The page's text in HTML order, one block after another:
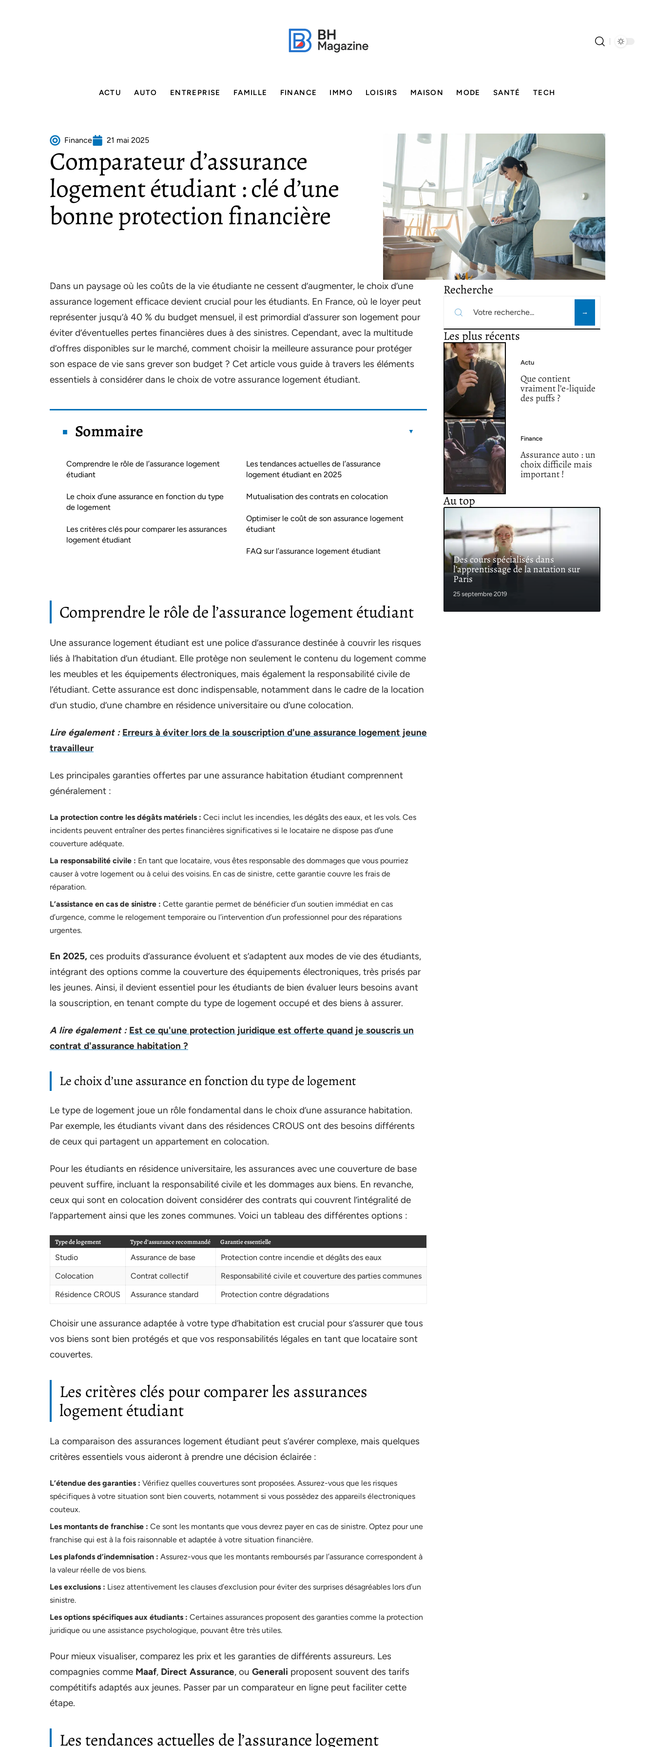
ACTU AUTO ENTREPRISE FAMILLE FINANCE IMMO LOISIRS MAISON MODE SANTÉ TECH
Finance 21 mai 2025
Comparateur d’assurance
logement étudiant : clé d’une
bonne protection financière
Dans un paysage où les coûts de la vie étudiante ne cessent d’augmenter, le choix d’une
assurance logement efficace devient crucial pour les étudiants. En France, où le loyer peut
représenter jusqu’à 40 % du budget mensuel, il est primordial d’assurer son logement pour
éviter d’éventuelles pertes financières dues à des sinistres. Cependant, avec la multitude
d’offres disponibles sur le marché, comment choisir la meilleure assurance pour protéger
son espace de vie sans grever son budget ? Cet article vous guide à travers les éléments
essentiels à considérer dans le choix de votre assurance logement étudiant.
Sommaire
Comprendre le rôle de l’assurance logement
étudiant
Le choix d’une assurance en fonction du type
de logement
Les critères clés pour comparer les assurances
logement étudiant
Les tendances actuelles de l’assurance
logement étudiant en 2025
Mutualisation des contrats en colocation
Optimiser le coût de son assurance logement
étudiant
FAQ sur l’assurance logement étudiant
Comprendre le rôle de l’assurance logement étudiant
Une assurance logement étudiant est une police d’assurance destinée à couvrir les risques
liés à l’habitation d’un étudiant. Elle protège non seulement le contenu du logement comme
les meubles et les équipements électroniques, mais également la responsabilité civile de
l’étudiant. Cette assurance est donc indispensable, notamment dans le cadre de la location
d’un studio, d’une chambre en résidence universitaire ou d’une colocation.
Lire également : Erreurs à éviter lors de la souscription d'une assurance logement jeune
travailleur
Les principales garanties offertes par une assurance habitation étudiant comprennent
généralement :
La protection contre les dégâts matériels : Ceci inclut les incendies, les dégâts des eaux, et les vols. Ces
incidents peuvent entraîner des pertes financières significatives si le locataire ne dispose pas d’une
couverture adéquate.
La responsabilité civile : En tant que locataire, vous êtes responsable des dommages que vous pourriez
causer à votre logement ou à celui des voisins. En cas de sinistre, cette garantie couvre les frais de
réparation.
L’assistance en cas de sinistre : Cette garantie permet de bénéficier d’un soutien immédiat en cas
d’urgence, comme le relogement temporaire ou l’intervention d’un professionnel pour des réparations
urgentes.
En 2025, ces produits d’assurance évoluent et s’adaptent aux modes de vie des étudiants,
intégrant des options comme la couverture des équipements électroniques, très prisés par
les jeunes. Ainsi, il devient essentiel pour les étudiants de bien évaluer leurs besoins avant
la souscription, en tenant compte du type de logement occupé et des biens à assurer.
A lire également : Est ce qu'une protection juridique est offerte quand je souscris un
contrat d'assurance habitation ?
Le choix d’une assurance en fonction du type de logement
Le type de logement joue un rôle fondamental dans le choix d’une assurance habitation.
Par exemple, les étudiants vivant dans des résidences CROUS ont des besoins différents
de ceux qui partagent un appartement en colocation.
Pour les étudiants en résidence universitaire, les assurances avec une couverture de base
peuvent suffire, incluant la responsabilité civile et les dommages aux biens. En revanche,
ceux qui sont en colocation doivent considérer des contrats qui couvrent l’intégralité de
l’appartement ainsi que les zones communes. Voici un tableau des différentes options :
Type de logement Type d’assurance recommandé Garantie essentielle
Studio Assurance de base
Protection contre incendie et dégâts des eaux
Colocation
Contrat collectif
Responsabilité civile et couverture des parties communes
Résidence CROUS
Assurance standard Protection contre dégradations
Choisir une assurance adaptée à votre type d’habitation est crucial pour s’assurer que tous
vos biens sont bien protégés et que vos responsabilités légales en tant que locataire sont
couvertes.
Les critères clés pour comparer les assurances
logement étudiant
La comparaison des assurances logement étudiant peut s’avérer complexe, mais quelques
critères essentiels vous aideront à prendre une décision éclairée :
L’étendue des garanties : Vérifiez quelles couvertures sont proposées. Assurez-vous que les risques
spécifiques à votre situation sont bien couverts, notamment si vous possèdez des appareils électroniques
couteux.
Les montants de franchise : Ce sont les montants que vous devrez payer en cas de sinistre. Optez pour une
franchise qui est à la fois raisonnable et adaptée à votre situation financière.
Les plafonds d’indemnisation : Assurez-vous que les montants remboursés par l’assurance correspondent à
la valeur réelle de vos biens.
Les exclusions : Lisez attentivement les clauses d’exclusion pour éviter des surprises désagréables lors d’un
sinistre.
Les options spécifiques aux étudiants : Certaines assurances proposent des garanties comme la protection
juridique ou une assistance psychologique, pouvant être très utiles.
Pour mieux visualiser, comparez les prix et les garanties de différents assureurs. Les
compagnies comme Maaf, Direct Assurance, ou Generali proposent souvent des tarifs
compétitifs adaptés aux jeunes. Passer par un comparateur en ligne peut faciliter cette
étape.
Les tendances actuelles de l’assurance logement
Recherche
Les plus récents
Actu
Que contient
vraiment l’e-liquide
des puffs ?
Finance
Assurance auto : un
choix difficile mais
important !
Au top
Des cours spécialisés dans
l’apprentissage de la natation sur
Paris
25 septembre 2019